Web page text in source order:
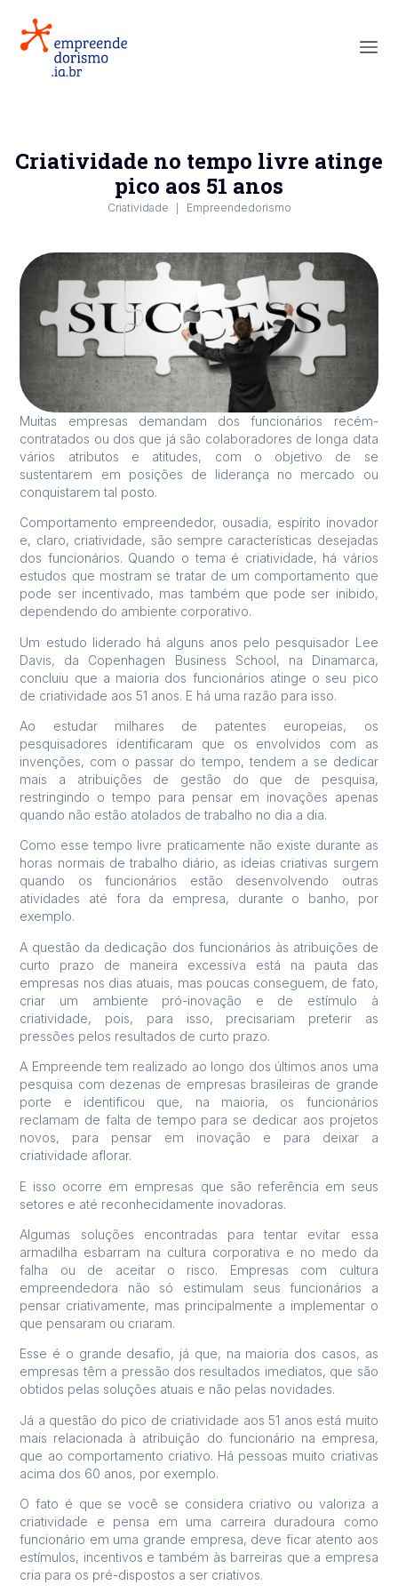
Criatividade no tempo livre atinge
pico aos 51 anos
Criatividade Empreendedorismo
Muitas empresas demandam dos funcionários recém-
contratados ou dos que já são colaboradores de longa data
vários atributos e atitudes, com o objetivo de se
sustentarem em posições de liderança no mercado ou
conquistarem tal posto.
Comportamento empreendedor, ousadia, espírito inovador
e, claro, criatividade, são sempre características desejadas
dos funcionários. Quando o tema é criatividade, há vários
estudos que mostram se tratar de um comportamento que
pode ser incentivado, mas também que pode ser inibido,
dependendo do ambiente corporativo.
Um estudo liderado há alguns anos pelo pesquisador Lee
Davis, da Copenhagen Business School, na Dinamarca,
concluiu que a maioria dos funcionários atinge o seu pico
de criatividade aos 51 anos. E há uma razão para isso.
Ao estudar milhares de patentes europeias, os
pesquisadores identificaram que os envolvidos com as
invenções, com o passar do tempo, tendem a se dedicar
mais a atribuições de gestão do que de pesquisa,
restringindo o tempo para pensar em inovações apenas
quando não estão atolados de trabalho no dia a dia.
Como esse tempo livre praticamente não existe durante as
horas normais de trabalho diário, as ideias criativas surgem
quando os funcionários estão desenvolvendo outras
atividades até fora da empresa, durante o banho, por
exemplo.
A questão da dedicação dos funcionários às atribuições de
curto prazo de maneira excessiva está na pauta das
empresas nos dias atuais, mas poucas conseguem, de fato,
criar um ambiente pró-inovação e de estímulo à
criatividade, pois, para isso, precisariam preterir as
pressões pelos resultados de curto prazo.
A Empreende tem realizado ao longo dos últimos anos uma
pesquisa com dezenas de empresas brasileiras de grande
porte e identificou que, na maioria, os funcionários
reclamam de falta de tempo para se dedicar aos projetos
novos, para pensar em inovação e para deixar a
criatividade aflorar.
E isso ocorre em empresas que são referência em seus
setores e até reconhecidamente inovadoras.
Algumas soluções encontradas para tentar evitar essa
armadilha esbarram na cultura corporativa e no medo da
falha ou de aceitar o risco. Empresas com cultura
empreendedora não só estimulam seus funcionários a
pensar criativamente, mas principalmente a implementar o
que pensaram ou criaram.
Esse é o grande desafio, já que, na maioria dos casos, as
empresas têm a pressão dos resultados imediatos, que são
obtidos pelas soluções atuais e não pelas novidades.
Já a questão do pico de criatividade aos 51 anos está muito
mais relacionada à atribuição do funcionário na empresa,
que ao comportamento criativo. Há pessoas muito criativas
acima dos 60 anos, por exemplo.
O fato é que se você se considera criativo ou valoriza a
criatividade e pensa em uma carreira duradoura como
funcionário em uma grande empresa, deve ficar atento aos
estímulos, incentivos e também às barreiras que a empresa
cria para os pré-dispostos a ser criativos.